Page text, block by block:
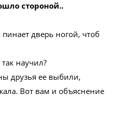
стороной..
дверь ногой, чтоб
научил?
друзья ее выбили,
Вот вам и объяснение